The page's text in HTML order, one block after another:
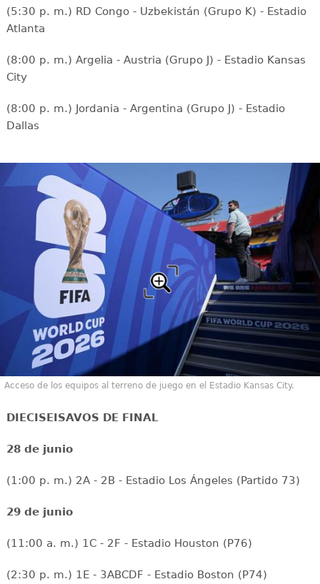
(5:30 p. m.) RD Congo - Uzbekistán (Grupo K) - Estadio
Atlanta
(8:00 p. m.) Argelia - Austria (Grupo J) - Estadio Kansas
City
(8:00 p. m.) Jordania - Argentina (Grupo J) - Estadio
Dallas
Acceso de los equipos al terreno de juego en el Estadio Kansas City.
DIECISEISAVOS DE FINAL
28 de junio
(1:00 p. m.) 2A - 2B - Estadio Los Ángeles (Partido 73)
29 de junio
(11:00 a. m.) 1C - 2F - Estadio Houston (P76)
(2:30 p. m.) 1E - 3ABCDF - Estadio Boston (P74)